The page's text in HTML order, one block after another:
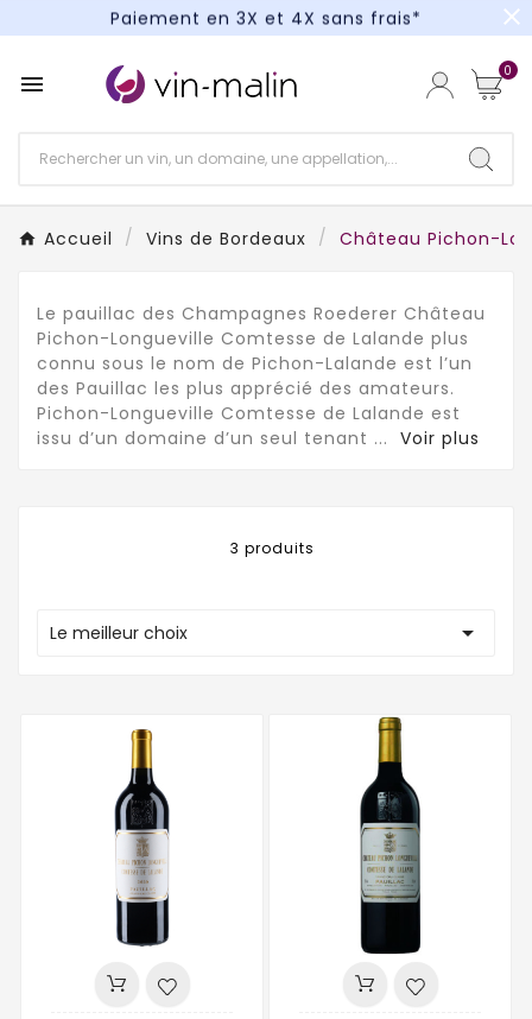
Paiement en 3X et 4X sans frais*
Paiement en 3X et 4X sans frais*
close
 0
Accueil Vins de Bordeaux Château Pichon-
Le pauillac des Champagnes Roederer Château
Pichon-Longueville Comtesse de Lalande plus
connu sous le nom de Pichon-Lalande est l’un
des Pauillac les plus apprécié des amateurs.
Pichon-Longueville Comtesse de Lalande est
issu d’un domaine d’un seul tenant ... Voir plus
3 produits
Le meilleur choix 